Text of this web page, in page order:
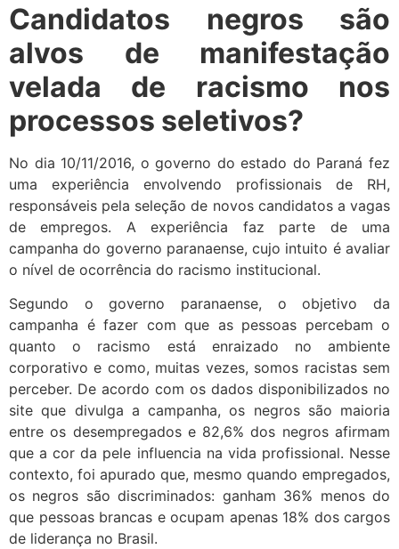
Candidatos negros são
alvos de manifestação
velada de racismo nos
processos seletivos?
No dia 10/11/2016, o governo do estado do Paraná fez
uma experiência envolvendo profissionais de RH,
responsáveis pela seleção de novos candidatos a vagas
de empregos. A experiência faz parte de uma
campanha do governo paranaense, cujo intuito é avaliar
o nível de ocorrência do racismo institucional.
Segundo o governo paranaense, o objetivo da
campanha é fazer com que as pessoas percebam o
quanto o racismo está enraizado no ambiente
corporativo e como, muitas vezes, somos racistas sem
perceber. De acordo com os dados disponibilizados no
site que divulga a campanha, os negros são maioria
entre os desempregados e 82,6% dos negros afirmam
que a cor da pele influencia na vida profissional. Nesse
contexto, foi apurado que, mesmo quando empregados,
os negros são discriminados: ganham 36% menos do
que pessoas brancas e ocupam apenas 18% dos cargos
de liderança no Brasil.